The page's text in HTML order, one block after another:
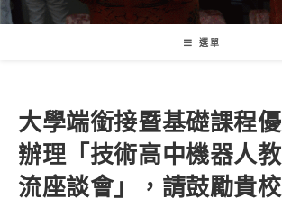
選單
大學端銜接暨基礎課程
辦理「技術高中機器人
流座談會」，請鼓勵貴